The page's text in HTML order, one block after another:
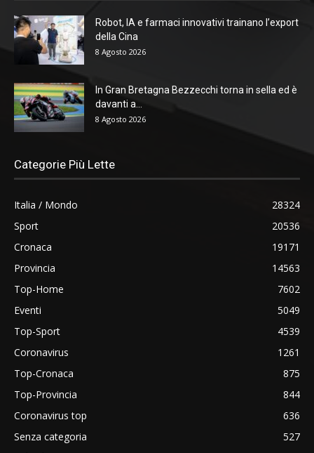
Robot, IA e farmaci innovativi trainano l’export
della Cina
8 Agosto 2026
In Gran Bretagna Bezzecchi torna in sella ed è
davanti a...
8 Agosto 2026
Categorie Più Lette
Italia / Mondo
28324
Sport
20536
Cronaca
19171
Provincia
14563
Top-Home
7602
Eventi
5049
Top-Sport
4539
Coronavirus
1261
Top-Cronaca
875
Top-Provincia
844
Coronavirus top
636
Senza categoria
527